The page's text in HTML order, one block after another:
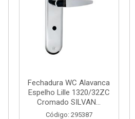
Fechadura WC Alavanca
Espelho Lille 1320/32ZC
Cromado SILVAN...
Código: 295387